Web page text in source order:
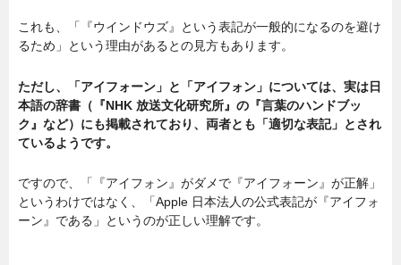
これも、「『ウインドウズ』という表記が一般的になるのを避け
るため」という理由があるとの見方もあります。
ただし、「アイフォーン」と「アイフォン」については、実は日
本語の辞書（『NHK 放送文化研究所』の『言葉のハンドブッ
ク』など）にも掲載されており、両者とも「適切な表記」とされ
ているようです。
ですので、「『アイフォン』がダメで『アイフォーン』が正解」
というわけではなく、「Apple 日本法人の公式表記が『アイフォ
ーン』である」というのが正しい理解です。